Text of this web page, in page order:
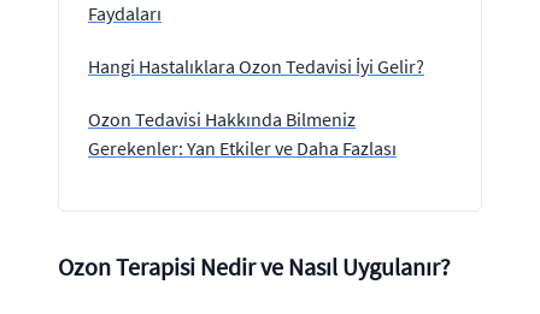
Faydaları
Hangi Hastalıklara Ozon Tedavisi İyi Gelir?
Ozon Tedavisi Hakkında Bilmeniz
Gerekenler: Yan Etkiler ve Daha Fazlası
Ozon Terapisi Nedir ve Nasıl Uygulanır?